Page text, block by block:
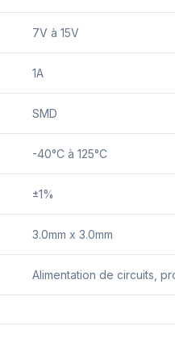
7V à 15V
1A
SMD
-40°C à 125°C
±1%
3.0mm x 3.0mm
Alimentation de circuits,